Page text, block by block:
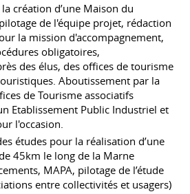
création d’une Maison du
de l'équipe projet, rédaction
la mission d'accompagnement,
obligatoires,
des élus, des offices de tourisme
Aboutissement par la
de Tourisme associatifs
Etablissement Public Industriel et
l'occasion.
études pour la réalisation d’une
45km le long de la Marne
MAPA, pilotage de l’étude
entre collectivités et usagers)